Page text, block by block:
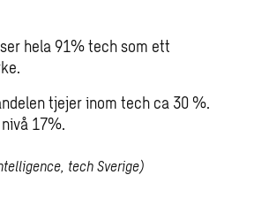
hela 91% tech som ett
tjejer inom tech ca 30 %.
17%.
tech Sverige)